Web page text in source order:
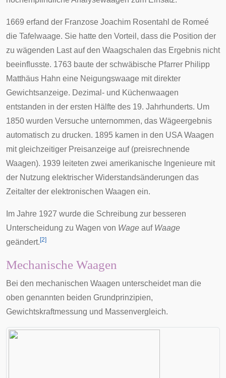
1669 erfand der Franzose Joachim Rosentahl de Romeé
die Tafelwaage. Sie hatte den Vorteil, dass die Position der
zu wägenden Last auf den Waagschalen das Ergebnis nicht
beeinflusste. 1763 baute der schwäbische Pfarrer Philipp
Matthäus Hahn eine Neigungswaage mit direkter
Gewichtsanzeige. Dezimal- und Küchenwaagen
entstanden in der ersten Hälfte des 19. Jahrhunderts. Um
1850 wurden Versuche unternommen, das Wägeergebnis
automatisch zu drucken. 1895 kamen in den USA Waagen
mit gleichzeitiger Preisanzeige auf (preisrechnende
Waagen). 1939 leiteten zwei amerikanische Ingenieure mit
der Nutzung elektrischer Widerstandsänderungen das
Zeitalter der elektronischen Waagen ein.
Im Jahre 1927 wurde die Schreibung zur besseren
Unterscheidung zu Wagen von Wage auf Waage
geändert. [2]
Mechanische Waagen
Bei den mechanischen Waagen unterscheidet man die
oben genannten beiden Grundprinzipien,
Gewichtskraftmessung und Massenvergleich.